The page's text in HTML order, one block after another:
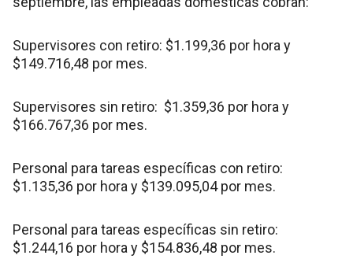
Supervisores con retiro: $1.199,36 por hora y
$149.716,48 por mes.
Supervisores sin retiro: $1.359,36 por hora y
$166.767,36 por mes.
Personal para tareas específicas con retiro:
$1.135,36 por hora y $139.095,04 por mes.
Personal para tareas específicas sin retiro:
$1.244,16 por hora y $154.836,48 por mes.